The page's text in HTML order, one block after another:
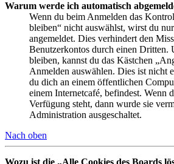
Warum werde ich automatisch
Wenn du beim Anmelden das
bleiben“ nicht auswählst, wirst du
angemeldet. Dies verhindert den
Benutzerkontos durch einen Dritten.
bleiben, kannst du das Kästchen
Anmelden auswählen. Dies ist nicht
du dich an einem öffentlichen
einem Internetcafé, befindest. Wenn
Verfügung steht, dann wurde sie
Administration ausgeschaltet.
Nach oben
Wozu ist die „Alle Cookies des Boards